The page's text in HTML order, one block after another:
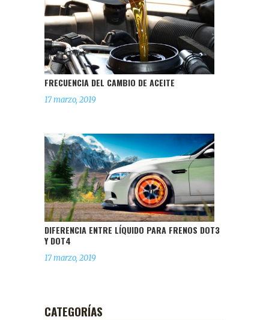
FRECUENCIA DEL CAMBIO DE ACEITE
17 marzo, 2019
DIFERENCIA ENTRE LÍQUIDO PARA FRENOS DOT3
Y DOT4
17 marzo, 2019
CATEGORÍAS